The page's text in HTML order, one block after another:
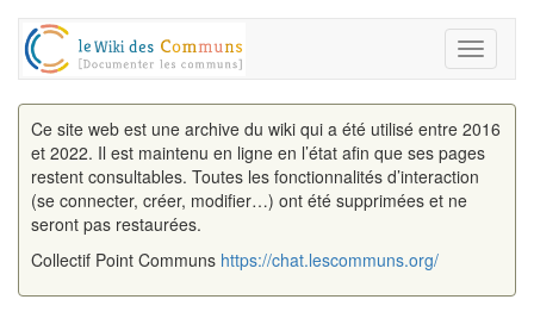
Toggle
Ce site web est une archive du wiki qui a été utilisé entre 2016
et 2022. Il est maintenu en ligne en l’état afin que ses pages
restent consultables. Toutes les fonctionnalités d’interaction
(se connecter, créer, modifier…) ont été supprimées et ne
seront pas restaurées.
Collectif Point Communs https://chat.lescommuns.org/